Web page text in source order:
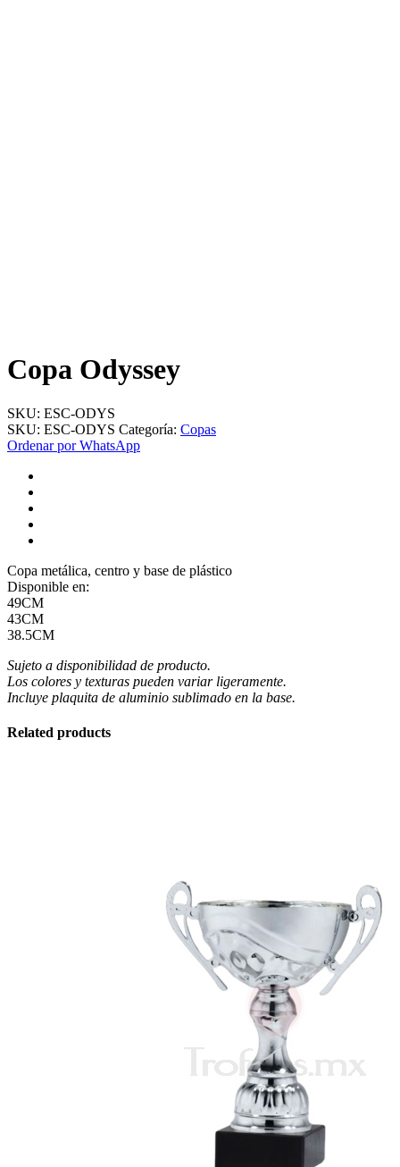
Copa Odyssey
SKU: ESC-ODYS
SKU: ESC-ODYS Categoría: Copas
Ordenar por WhatsApp
Copa metálica, centro y base de plástico
Disponible en:
49CM
43CM
38.5CM
Sujeto a disponibilidad de producto.
Los colores y texturas pueden variar ligeramente.
Incluye plaquita de aluminio sublimado en la base.
Related products